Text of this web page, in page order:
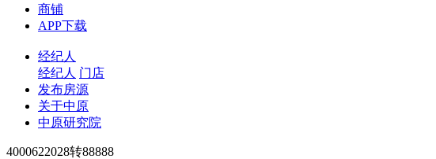
商铺
APP下载
经纪人
经纪人 门店
发布房源
关于中原
中原研究院
4000622028转88888